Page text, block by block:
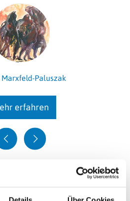
Marxfeld-Paluszak
erfahren